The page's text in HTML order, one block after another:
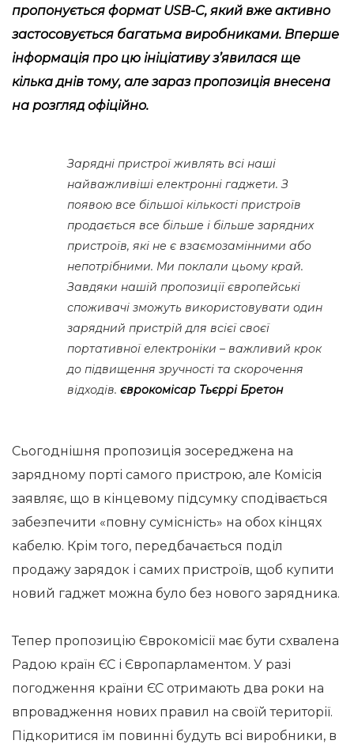
пропонується формат USB-C, який вже активно
застосовується багатьма виробниками. Вперше
інформація про цю ініціативу з’явилася ще
кілька днів тому, але зараз пропозиція внесена
на розгляд офіційно.
Зарядні пристрої живлять всі наші
найважливіші електронні гаджети. З
появою все більшої кількості пристроїв
продається все більше і більше зарядних
пристроїв, які не є взаємозамінними або
непотрібними. Ми поклали цьому край.
Завдяки нашій пропозиції європейські
споживачі зможуть використовувати один
зарядний пристрій для всієї своєї
портативної електроніки – важливий крок
до підвищення зручності та скорочення
відходів. єврокомісар Тьєррі Бретон
Сьогоднішня пропозиція зосереджена на
зарядному порті самого пристрою, але Комісія
заявляє, що в кінцевому підсумку сподівається
забезпечити «повну сумісність» на обох кінцях
кабелю. Крім того, передбачається поділ
продажу зарядок і самих пристроїв, щоб купити
новий гаджет можна було без нового зарядника.
Тепер пропозицію Єврокомісії має бути схвалена
Радою країн ЄС і Європарламентом. У разі
погодження країни ЄС отримають два роки на
впровадження нових правил на своїй території.
Підкоритися їм повинні будуть всі виробники, в